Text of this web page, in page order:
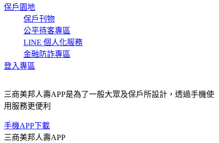
保戶園地
保戶刊物
公平待客專區
LINE 個人化服務
金融防詐專區
登入專區
三商美邦人壽APP是為了一般大眾及保戶所設計，透過手機使
用服務更便利
手機APP下載
三商美邦人壽APP